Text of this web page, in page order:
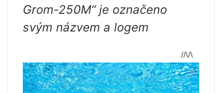
Grom-250M“ je označeno
svým názvem a logem